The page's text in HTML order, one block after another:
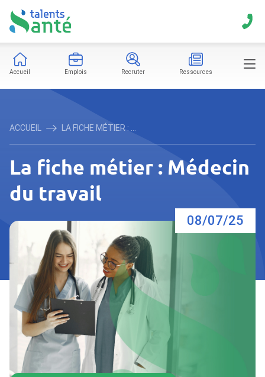
Accueil Emplois Recruter Ressources
ACCUEIL LA FICHE MÉTIER : ...
La fiche métier : Médecin
du travail
08/07/25